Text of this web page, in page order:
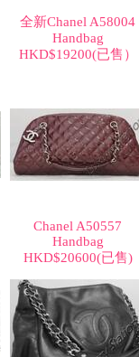
全新Chanel A58004
Handbag
HKD$19200(已售）
Chanel A50557
Handbag
HKD$20600(已售)